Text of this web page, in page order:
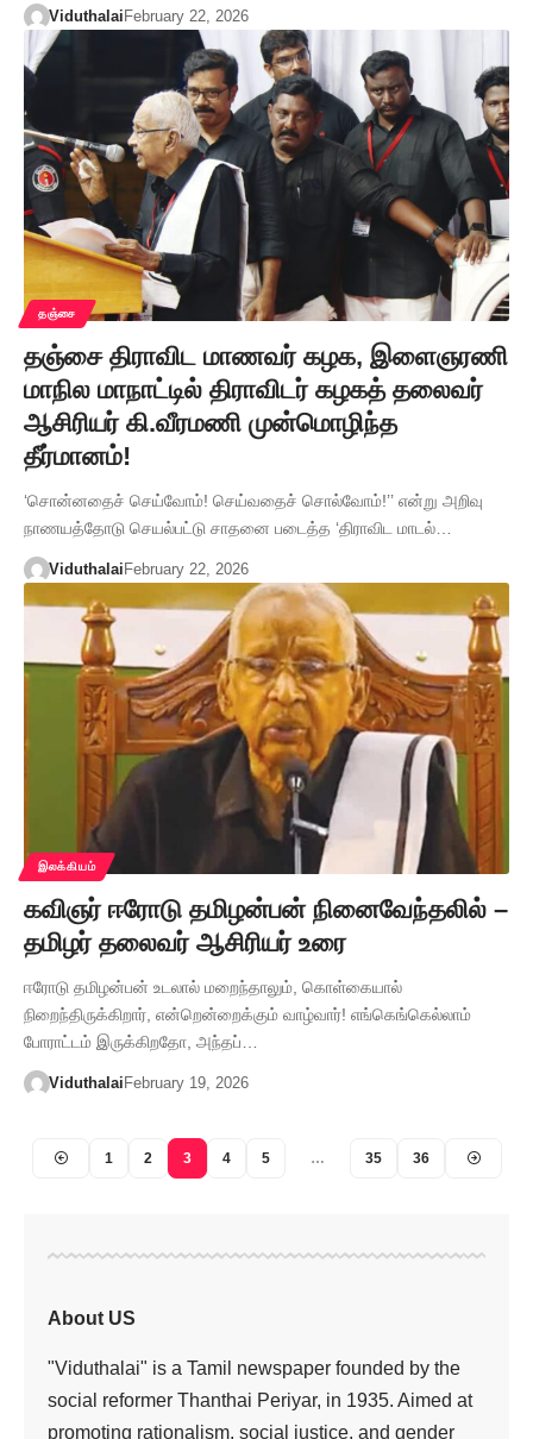
Viduthalai February 22, 2026
தஞ்சை
தஞ்சை திராவிட மாணவர் கழக, இளைஞரணி
மாநில மாநாட்டில் திராவிடர் கழகத் தலைவர்
ஆசிரியர் கி.வீரமணி முன்மொழிந்த
தீர்மானம்!
‘சொன்னதைச் செய்வோம்! செய்வதைச் சொல்வோம்!’’ என்று அறிவு
நாணயத்தோடு செயல்பட்டு சாதனை படைத்த ‘திராவிட மாடல்…
Viduthalai February 22, 2026
இலக்கியம்
கவிஞர் ஈரோடு தமிழன்பன் நினைவேந்தலில் –
தமிழர் தலைவர் ஆசிரியர் உரை
ஈரோடு தமிழன்பன் உடலால் மறைந்தாலும், கொள்கையால்
நிறைந்திருக்கிறார், என்றென்றைக்கும் வாழ்வார்! எங்கெங்கெல்லாம்
போராட்டம் இருக்கிறதோ, அந்தப்…
ViduthalaiFebruary 19, 2026
1 2 3 4 5 … 35 36
About US
"Viduthalai" is a Tamil newspaper founded by the
social reformer Thanthai Periyar, in 1935. Aimed at
promoting rationalism, social justice, and gender